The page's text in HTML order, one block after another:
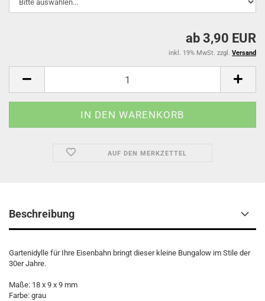
ab 3,90 EUR
inkl. 19% MwSt. zzgl. Versand
AUF DEN MERKZETTEL
Beschreibung
Gartenidylle für Ihre Eisenbahn bringt dieser kleine Bungalow im Stile der
30er Jahre.
Maße: 18 x 9 x 9 mm
Farbe: grau